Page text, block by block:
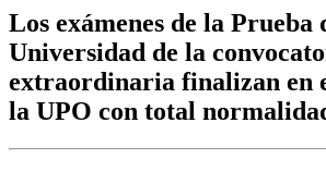
Los exámenes de la Prueba
Universidad de la
extraordinaria finalizan en
la UPO con total